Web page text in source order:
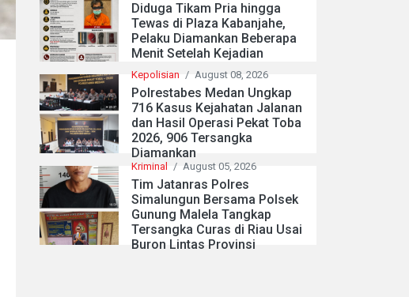
Diduga Tikam Pria hingga
Tewas di Plaza Kabanjahe,
Pelaku Diamankan Beberapa
Menit Setelah Kejadian
Kepolisian / August 08, 2026
Polrestabes Medan Ungkap
716 Kasus Kejahatan Jalanan
dan Hasil Operasi Pekat Toba
2026, 906 Tersangka
Diamankan
Kriminal / August 05, 2026
Tim Jatanras Polres
Simalungun Bersama Polsek
Gunung Malela Tangkap
Tersangka Curas di Riau Usai
Buron Lintas Provinsi